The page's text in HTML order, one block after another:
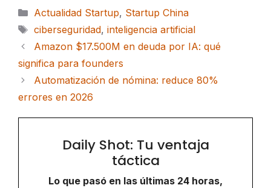
Categorías
Actualidad Startup, Startup China
Etiquetas
ciberseguridad, inteligencia artificial
Amazon $17.500M en deuda por IA: qué
significa para founders
Automatización de nómina: reduce 80%
errores en 2026
Daily Shot: Tu ventaja
táctica
Lo que pasó en las últimas 24 horas,